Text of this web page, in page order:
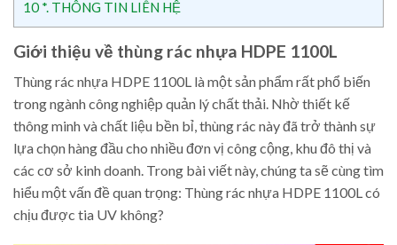
10 *. THÔNG TIN LIÊN HỆ
Giới thiệu về thùng rác nhựa HDPE 1100L
Thùng rác nhựa HDPE 1100L là một sản phẩm rất phổ biến
trong ngành công nghiệp quản lý chất thải. Nhờ thiết kế
thông minh và chất liệu bền bỉ, thùng rác này đã trở thành sự
lựa chọn hàng đầu cho nhiều đơn vị công cộng, khu đô thị và
các cơ sở kinh doanh. Trong bài viết này, chúng ta sẽ cùng tìm
hiểu một vấn đề quan trọng: Thùng rác nhựa HDPE 1100L có
chịu được tia UV không?